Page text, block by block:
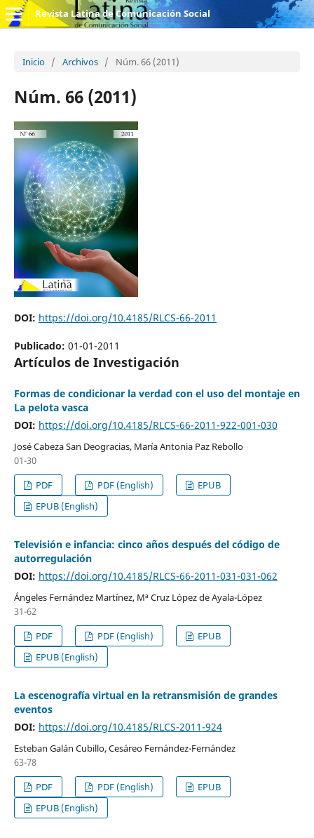
Revista Latina de Comunicación Social
Inicio / Archivos / Núm. 66 (2011)
Núm. 66 (2011)
DOI: https://doi.org/10.4185/RLCS-66-2011
Publicado: 01-01-2011
Artículos de Investigación
Formas de condicionar la verdad con el uso del montaje en
La pelota vasca
DOI: https://doi.org/10.4185/RLCS-66-2011-922-001-030
José Cabeza San Deogracias, María Antonia Paz Rebollo
01-30
PDF
PDF (English)
EPUB
EPUB (English)
Televisión e infancia: cinco años después del código de
autorregulación
DOI: https://doi.org/10.4185/RLCS-66-2011-031-031-062
Ángeles Fernández Martínez, Mª Cruz López de Ayala-López
31-62
PDF
PDF (English)
EPUB
EPUB (English)
La escenografía virtual en la retransmisión de grandes
eventos
DOI: https://doi.org/10.4185/RLCS-2011-924
Esteban Galán Cubillo, Cesáreo Fernández-Fernández
63-78
PDF
PDF (English)
EPUB
EPUB (English)